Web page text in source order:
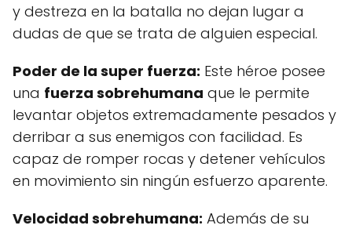
y destreza en la batalla no dejan lugar a
dudas de que se trata de alguien especial.
Poder de la super fuerza: Este héroe posee
una fuerza sobrehumana que le permite
levantar objetos extremadamente pesados y
derribar a sus enemigos con facilidad. Es
capaz de romper rocas y detener vehículos
en movimiento sin ningún esfuerzo aparente.
Velocidad sobrehumana: Además de su